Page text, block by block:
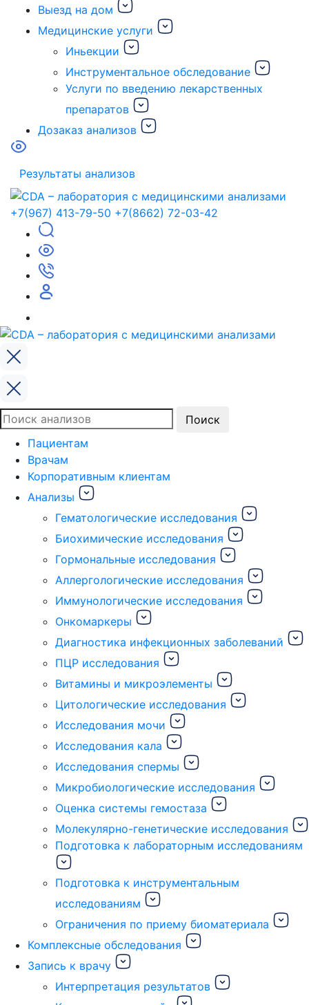
Выезд на дом
Медицинские услуги
Иньекции
Инструментальное обследование
Услуги по введению лекарственных
препаратов
Дозаказ анализов
Результаты анализов
+7(967) 413-79-50 +7(8662) 72-03-42
Поиск
по:
Поиск
Пациентам
Врачам
Корпоративным клиентам
Анализы
Гематологические исследования
Биохимические исследования
Гормональные исследования
Аллергологические исследования
Иммунологические исследования
Онкомаркеры
Диагностика инфекционных заболеваний
ПЦР исследования
Витамины и микроэлементы
Цитологические исследования
Исследования мочи
Исследования кала
Исследования спермы
Микробиологические исследования
Оценка системы гемостаза
Молекулярно-генетические исследования
Подготовка к лабораторным исследованиям
Подготовка к инструментальным
исследованиям
Ограничения по приему биоматериала
Комплексные обследования
Запись к врачу
Интерпретация результатов